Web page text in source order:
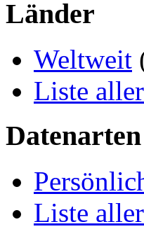
Länder
Weltweit
Liste
Datenarten
Liste